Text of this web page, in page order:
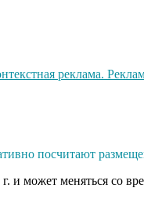
посчитают
и может меняться со